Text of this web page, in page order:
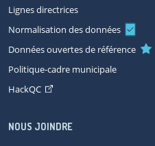
Lignes directrices
Normalisation des données
Données ouvertes de référence
Politique-cadre municipale
HackQC
NOUS JOINDRE